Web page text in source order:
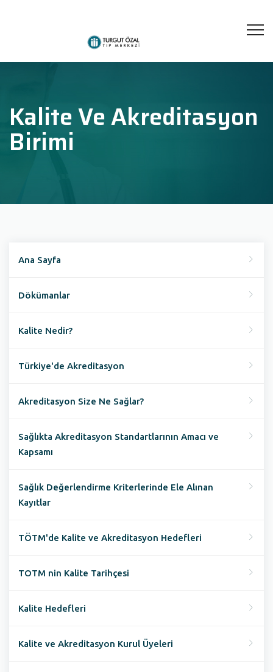
Kalite Ve Akreditasyon
Birimi
Ana Sayfa
Dökümanlar
Kalite Nedir?
Türkiye'de Akreditasyon
Akreditasyon Size Ne Sağlar?
Sağlıkta Akreditasyon Standartlarının Amacı ve
Kapsamı
Sağlık Değerlendirme Kriterlerinde Ele Alınan
Kayıtlar
TÖTM'de Kalite ve Akreditasyon Hedefleri
TOTM nin Kalite Tarihçesi
Kalite Hedefleri
Kalite ve Akreditasyon Kurul Üyeleri